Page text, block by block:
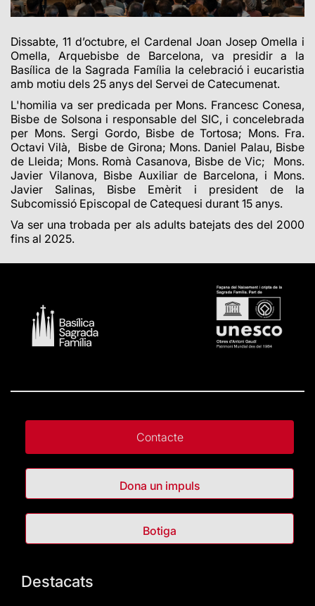
Dissabte, 11 d’octubre, el Cardenal Joan Josep Omella i
Omella, Arquebisbe de Barcelona, va presidir a la
Basílica de la Sagrada Família la celebració i eucaristia
amb motiu dels 25 anys del Servei de Catecumenat.
L'homilia va ser predicada per Mons. Francesc Conesa,
Bisbe de Solsona i responsable del SIC, i concelebrada
per Mons. Sergi Gordo, Bisbe de Tortosa; Mons. Fra.
Octavi Vilà, Bisbe de Girona; Mons. Daniel Palau, Bisbe
de Lleida; Mons. Romà Casanova, Bisbe de Vic; Mons.
Javier Vilanova, Bisbe Auxiliar de Barcelona, i Mons.
Javier Salinas, Bisbe Emèrit i president de la
Subcomissió Episcopal de Catequesi durant 15 anys.
Va ser una trobada per als adults batejats des del 2000
fins al 2025.
Contacte
Dona un impuls
Botiga
Destacats